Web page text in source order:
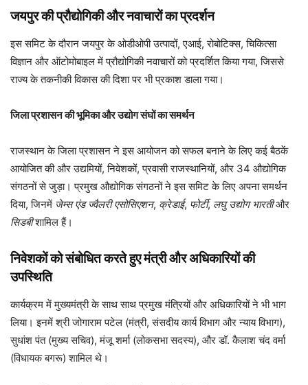
जयपुर की प्रौद्योगिकी और नवाचारों का प्रदर्शन
इस समिट के दौरान जयपुर के ओडीओपी उत्पादों, एआई, रोबोटिक्स, चिकित्सा
विज्ञान और ऑटोमोबाइल में प्रौद्योगिकी नवाचारों को प्रदर्शित किया गया, जिससे
राज्य के तकनीकी विकास की दिशा पर भी प्रकाश डाला गया।
जिला प्रशासन की भूमिका और उद्योग संघों का समर्थन
राजस्थान के जिला प्रशासन ने इस आयोजन को सफल बनाने के लिए कई बैठकें
आयोजित की और उद्यमियों, निवेशकों, प्रवासी राजस्थानियों, और 34 औद्योगिक
संगठनों से जुड़ा। प्रमुख औद्योगिक संगठनों ने इस समिट के लिए अपना समर्थन
दिया, जिनमें जेम्स एंड ज्वैलरी एसोसिएशन, क्रेडाई, फोर्टी, लघु उद्योग भारतीऔर
सिडबीशामिल हैं।
निवेशकों को संबोधित करते हुए मंत्री और अधिकारियों की
उपस्थिति
कार्यक्रम में मुख्यमंत्री के साथ साथ प्रमुख मंत्रियों और अधिकारियों ने भी भाग
लिया। इनमें श्री जोगाराम पटेल (मंत्री, संसदीय कार्य विभाग और न्याय विभाग),
सुधांश पंत (मुख्य सचिव), मंजू शर्मा (लोकसभा सदस्य), और डॉ. कैलाश चंद वर्मा
(विधायक बगरू) शामिल थे।